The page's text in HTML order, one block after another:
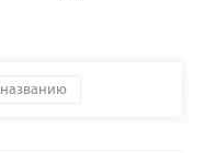
названию